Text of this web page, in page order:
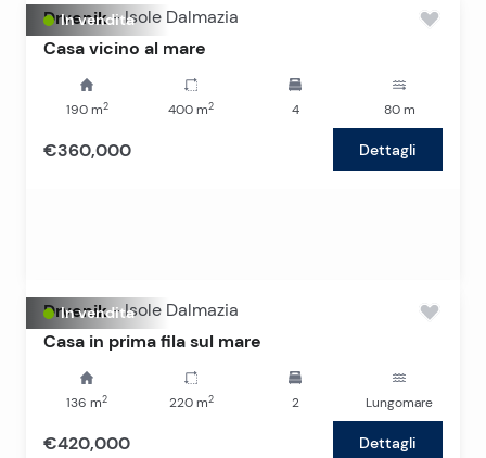
In vendita
Drvenik - Isole Dalmazia
Casa vicino al mare
190m2 400 m2 4 80m
€360,000 Dettagli
In vendita
Drvenik - Isole Dalmazia
Casa in prima fila sul mare
136 m2 220m2 2 Lungomare
€420,000 Dettagli